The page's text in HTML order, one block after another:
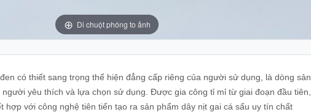
Di chuột phóng to ảnh
có thiết sang trọng thể hiện đẳng cấp riêng của người sử dụng, là dòng sản
yêu thích và lựa chọn sử dụng. Được gia công tỉ mỉ từ giai đoạn đầu tiên,
hợp với công nghệ tiên tiến tạo ra sản phẩm dây nịt gai cá sấu uy tín chất